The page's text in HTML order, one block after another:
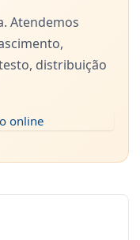
Atendemos
distribuição